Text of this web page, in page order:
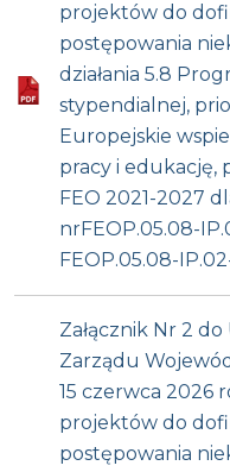
projektów do
postępowania
działania 5.8
stypendialnej,
Europejskie
pracy i edukację,
FEO 2021-2027
nrFEOP.05.08-
FEOP.05.08-
Załącznik Nr 2
Zarządu
15 czerwca 2026
projektów do
postępowania